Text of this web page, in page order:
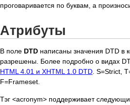
проговаривается по буквам, а
Атрибуты
В поле DTD написаны значения DTD в
разрешены. Более подробно о видах
HTML 4.01 и XHTML 1.0 DTD. S=Strict,
F=Frameset.
Тэг <acronym> поддерживает